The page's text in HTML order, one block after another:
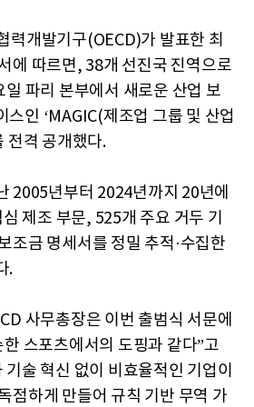
력개발기구(OECD)가 발표한 최
에 따르면, 38개 선진국 진역으로
일 파리 본부에서 새로운 산업 보
스인 ‘MAGIC(제조업 그룹 및 산업
전격 공개했다.
2005년부터 2024년까지 20년에
제조 부문, 525개 주요 거두 기
조금 명세서를 정밀 추적·수집한
.
사무총장은 이번 출범식 서문에
스포츠에서의 도핑과 같다”고
술 혁신 없이 비효율적인 기업이
점하게 만들어 규칙 기반 무역 가